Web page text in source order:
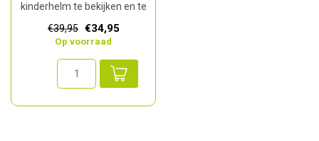
kinderhelm te bekijken en te
onze openingst...
€39,95 €34,95
Op voorraad